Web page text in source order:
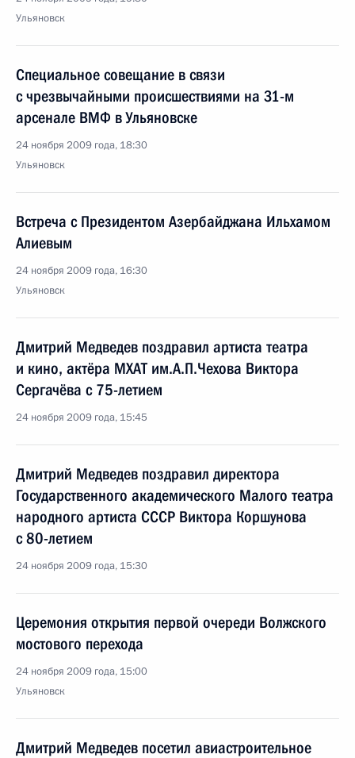
Ульяновск
Специальное совещание в связи
с чрезвычайными происшествиями на 31-м
арсенале ВМФ в Ульяновске
24 ноября 2009 года, 18:30
Ульяновск
Встреча с Президентом Азербайджана Ильхамом
Алиевым
24 ноября 2009 года, 16:30
Ульяновск
Дмитрий Медведев поздравил артиста театра
и кино, актёра МХАТ им.А.П.Чехова Виктора
Сергачёва с 75-летием
24 ноября 2009 года, 15:45
Дмитрий Медведев поздравил директора
Государственного академического Малого театра
народного артиста СССР Виктора Коршунова
с 80-летием
24 ноября 2009 года, 15:30
Церемония открытия первой очереди Волжского
мостового перехода
24 ноября 2009 года, 15:00
Ульяновск
Дмитрий Медведев посетил авиастроительное